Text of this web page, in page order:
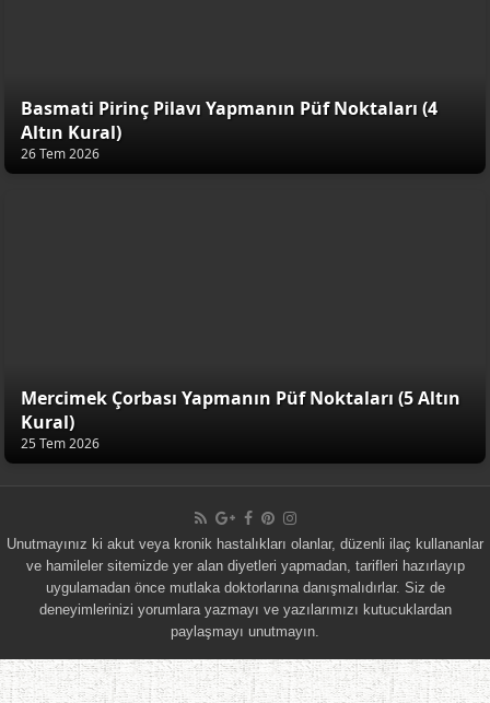
Basmati Pirinç Pilavı Yapmanın Püf Noktaları (4
Altın Kural)
26 Tem 2026
Mercimek Çorbası Yapmanın Püf Noktaları (5 Altın
Kural)
25 Tem 2026
Unutmayınız ki akut veya kronik hastalıkları olanlar, düzenli ilaç kullananlar
ve hamileler sitemizde yer alan diyetleri yapmadan, tarifleri hazırlayıp
uygulamadan önce mutlaka doktorlarına danışmalıdırlar. Siz de
deneyimlerinizi yorumlara yazmayı ve yazılarımızı kutucuklardan
paylaşmayı unutmayın.